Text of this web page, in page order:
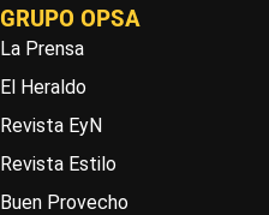
GRUPO OPSA
La Prensa
El Heraldo
Revista EyN
Revista Estilo
Buen Provecho